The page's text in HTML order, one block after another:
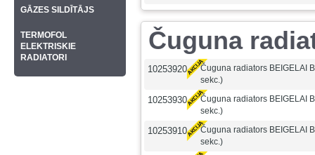
Čuguna
10253920
Čuguna radiators BEIGELAI
sekc.)
10253930
Čuguna radiators BEIGELAI
sekc.)
10253910
Čuguna radiators BEIGELAI
sekc.)
GĀZES SILDĪTĀJS
TERMOFOL
ELEKTRISKIE
RADIATORI